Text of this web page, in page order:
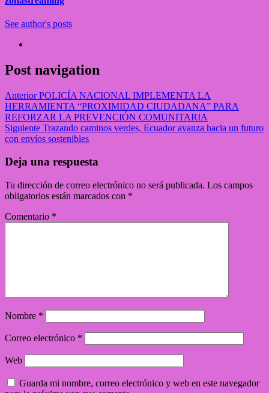
See author's posts
Post navigation
AnteriorPOLICÍA NACIONAL IMPLEMENTA LA
HERRAMIENTA “PROXIMIDAD CIUDADANA” PARA
REFORZAR LA PREVENCIÓN COMUNITARIA
Siguiente Trazando caminos verdes, Ecuador avanza hacia un futuro
con envíos sostenibles
Deja una respuesta
Tu dirección de correo electrónico no será publicada. Los campos
obligatorios están marcados con *
Comentario *
Nombre *
Correo electrónico *
Web
Guarda mi nombre, correo electrónico y web en este navegador